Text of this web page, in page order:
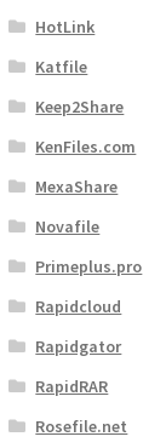
HotLink
Katfile
Keep2Share
KenFiles.com
MexaShare
Novafile
Primeplus.pro
Rapidcloud
Rapidgator
RapidRAR
Rosefile.net